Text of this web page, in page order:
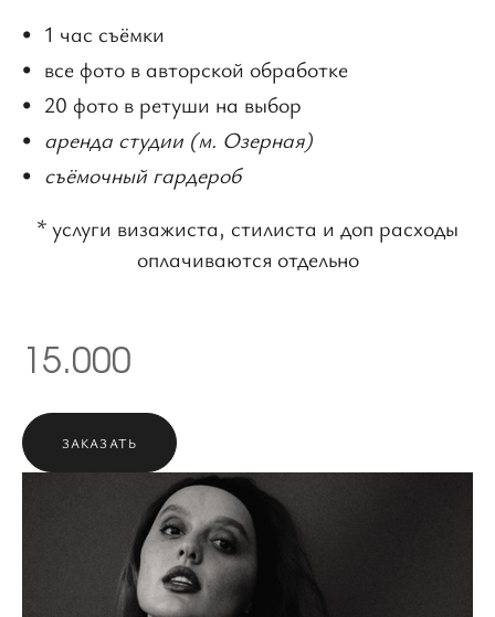
1 час съёмки
все фото в авторской обработке
20 фото в ретуши на выбор
аренда студии (м. Озерная)
съёмочный гардероб
* услуги визажиста, стилиста и доп расходы
оплачиваются отдельно
15.000
ЗАКАЗАТЬ